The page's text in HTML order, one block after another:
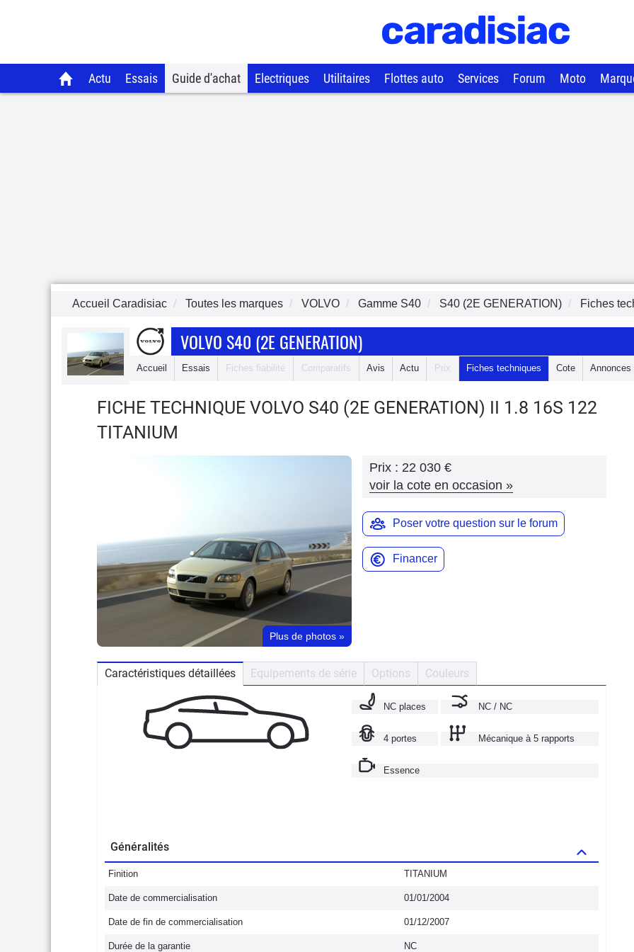
Actu Essais Guide d'achat Electriques Utilitaires Flottes auto Services Forum Moto
Accueil Caradisiac Toutes les marques VOLVO Gamme S40 S40 (2E GENERATION) Fiches
VOLVO S40 (2E GENERATION)
Accueil Essais Fiches fiabilité Comparatifs Avis Actu Prix Fiches techniques Cote Annonces
FICHE TECHNIQUE VOLVO S40 (2E GENERATION) II 1.8 16S 122
TITANIUM
Plus de photos »
Prix : 22 030 €
voir la cote en occasion »
Poser votre question sur le forum
Financer
Caractéristiques détaillées Equipements de série Options Couleurs
NC places NC / NC
4 portes Mécanique à 5 rapports
Essence
Généralités
Finition TITANIUM
Date de commercialisation 01/01/2004
Date de fin de commercialisation 01/12/2007
Durée de la garantie NC